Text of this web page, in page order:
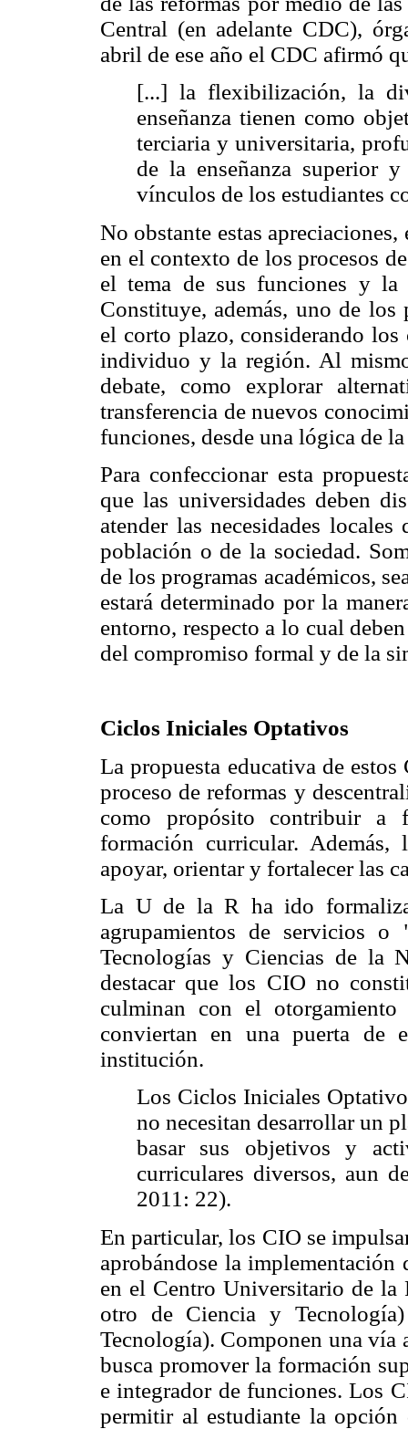
Central (en adelante CDC),
abril de ese año el CDC afirmó
[...] la flexibilización, la
enseñanza tienen como
terciaria y universitaria,
de la enseñanza superior
vínculos de los estudiantes
No obstante estas
en el contexto de los procesos
el tema de sus funciones y la
Constituye, además, uno de los
el corto plazo, considerando los
individuo y la región. Al
debate, como explorar
transferencia de nuevos
funciones, desde una lógica de
Para confeccionar esta
que las universidades deben
atender las necesidades
población o de la sociedad.
de los programas académicos,
estará determinado por la
entorno, respecto a lo cual
del compromiso formal y de la
Ciclos Iniciales Optativos
La propuesta educativa de
proceso de reformas y
como propósito contribuir a
formación curricular. Además,
apoyar, orientar y fortalecer las
La U de la R ha ido
agrupamientos de servicios o
Tecnologías y Ciencias de la
destacar que los CIO no
culminan con el
conviertan en una puerta de
institución.
Los Ciclos Iniciales
no necesitan desarrollar un
basar sus objetivos y
curriculares diversos, aun
2011: 22).
En particular, los CIO se
aprobándose la
en el Centro Universitario de
otro de Ciencia y
Tecnología). Componen una vía
busca promover la formación
e integrador de funciones. Los
permitir al estudiante la opción